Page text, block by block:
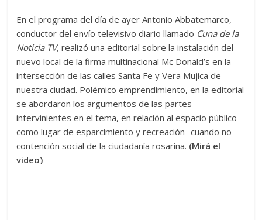
En el programa del día de ayer Antonio Abbatemarco,
conductor del envío televisivo diario llamado Cuna de la
Noticia TV, realizó una editorial sobre la instalación del
nuevo local de la firma multinacional Mc Donald’s en la
intersección de las calles Santa Fe y Vera Mujica de
nuestra ciudad. Polémico emprendimiento, en la editorial
se abordaron los argumentos de las partes
intervinientes en el tema, en relación al espacio público
como lugar de esparcimiento y recreación -cuando no-
contención social de la ciudadanía rosarina. (Mirá el
video)